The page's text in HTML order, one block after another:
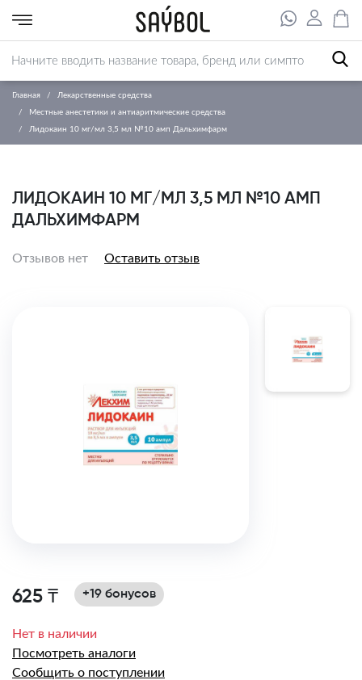
Главная Лекарственные средства
Местные анестетики и антиаритмические средства
Лидокаин 10 мг/мл 3,5 мл №10 амп Дальхимфарм
ЛИДОКАИН 10 МГ/МЛ 3,5 МЛ №10 АМП
ДАЛЬХИМФАРМ
Отзывов нет Оставить отзыв
625 ₸ +19 бонусов
Нет в наличии
Посмотреть аналоги
Сообщить о поступлении